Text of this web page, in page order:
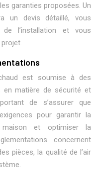
garanties proposées. Un
un devis détaillé, vous
l’installation et vous
est soumise à des
en matière de sécurité et
de s’assurer que
pour garantir la
et optimiser la
concernent
pièces, la qualité de l’air